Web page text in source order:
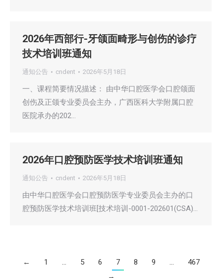
2026年西部行-牙颌面畸形与创伤的诊疗
技术培训班通知
通知公告 cndent 2026年5月18日
一、课程简要情况描述： 由中华口腔医学会口腔颌面
创伤及正颌专业委员会主办，广西医科大学附属口腔
医院承办的202…
2026年口腔预防医学技术培训班通知
通知公告 cndent 2026年5月18日
由中华口腔医学会口腔预防医学专业委员会主办的口
腔预防医学技术培训班[技术培训-0001-202601(CSA)…
← 1 … 5 6 7 8 9 …
467